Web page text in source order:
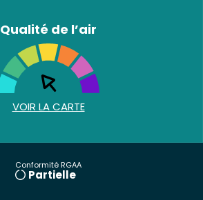
Qualité de l’air
VOIR LA CARTE
Conformité RGAA
Partielle